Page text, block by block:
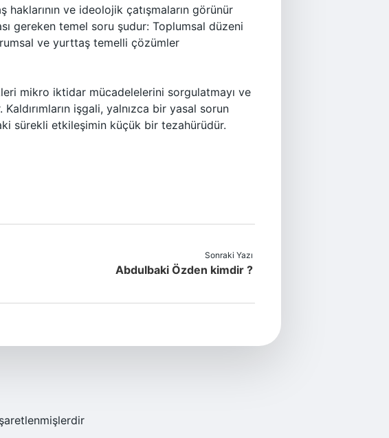
haklarının ve ideolojik çatışmaların görünür
gereken temel soru şudur: Toplumsal düzeni
ve yurttaş temelli çözümler
mikro iktidar mücadelelerini sorgulatmayı ve
işgali, yalnızca bir yasal sorun
sürekli etkileşimin küçük bir tezahürüdür.
Sonraki Yazı
Abdulbaki Özden kimdir ?